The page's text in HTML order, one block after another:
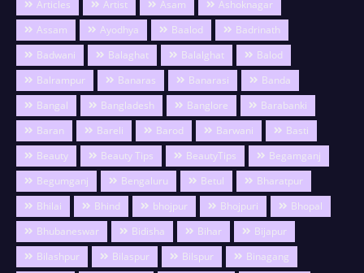
Articles Artist Asam
Ashoknagar
Assam
Ayodhya Baalod
Badrinath
Badwani
Balaghat Balalghat
Balod
Balrampur
Banaras Banarasi
Banda
Bangal
Bangladesh Banglore
Barabanki
Baran
Bareli Barod Barwani
Basti
Beauty
Beauty Tips BeautyTips
Begamganj
Begumganj
Bengaluru Betul
Bharatpur
Bhilai
Bhind bhojpur Bhojpuri
Bhopal
Bhubaneswar
Bidisha Bihar
Bijapur
Bilashpur
Bilaspur Bilspur
Binagang